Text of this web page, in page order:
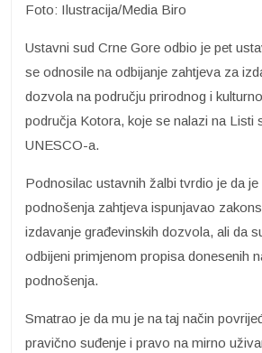
Foto: Ilustracija/Media Biro
Ustavni sud Crne Gore odbio je pet
se odnosile na odbijanje zahtjeva za
dozvola na području prirodnog i
područja Kotora, koje se nalazi na Listi
UNESCO-a.
Podnosilac ustavnih žalbi tvrdio je da je
podnošenja zahtjeva ispunjavao
izdavanje građevinskih dozvola, ali da
odbijeni primjenom propisa donesenih
podnošenja.
Smatrao je da mu je na taj način
pravično suđenje i pravo na mirno